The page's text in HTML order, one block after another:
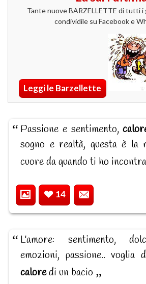
Tante nuove BARZELLETTE di tutti
condividile su Facebook e
Leggi le Barzellette
Passione e sentimento,
sogno e realtà, questa è la
cuore da quando ti ho
14
L'amore: sentimento,
emozioni, passione.. voglia
caloredi un bacio